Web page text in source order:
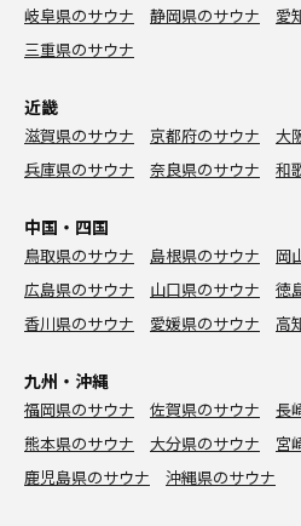
岐阜県のサウナ 静岡県のサウナ
愛
三重県のサウナ
近畿
滋賀県のサウナ 京都府のサウナ
大
兵庫県のサウナ
奈良県のサウナ 和
中国・四国
鳥取県のサウナ 島根県のサウナ
岡
広島県のサウナ
山口県のサウナ
徳
香川県のサウナ
愛媛県のサウナ 高
九州・沖縄
福岡県のサウナ 佐賀県のサウナ
長
熊本県のサウナ
大分県のサウナ
宮
鹿児島県のサウナ
沖縄県のサウナ